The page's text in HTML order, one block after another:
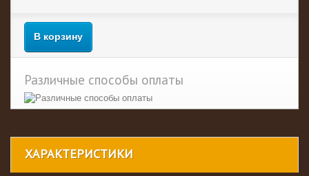
В корзину
Различные способы оплаты
ХАРАКТЕРИСТИКИ